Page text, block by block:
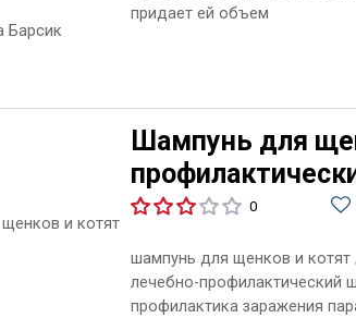
придает ей объем
Шампунь для
0
шампунь для щенков и котят
лечебно-профилактический
профилактика заражения